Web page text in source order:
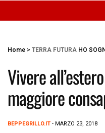
Home > TERRA FUTURA HO
Vivere
maggiore
BEPPEGRILLO.IT - MARZO 23, 2018